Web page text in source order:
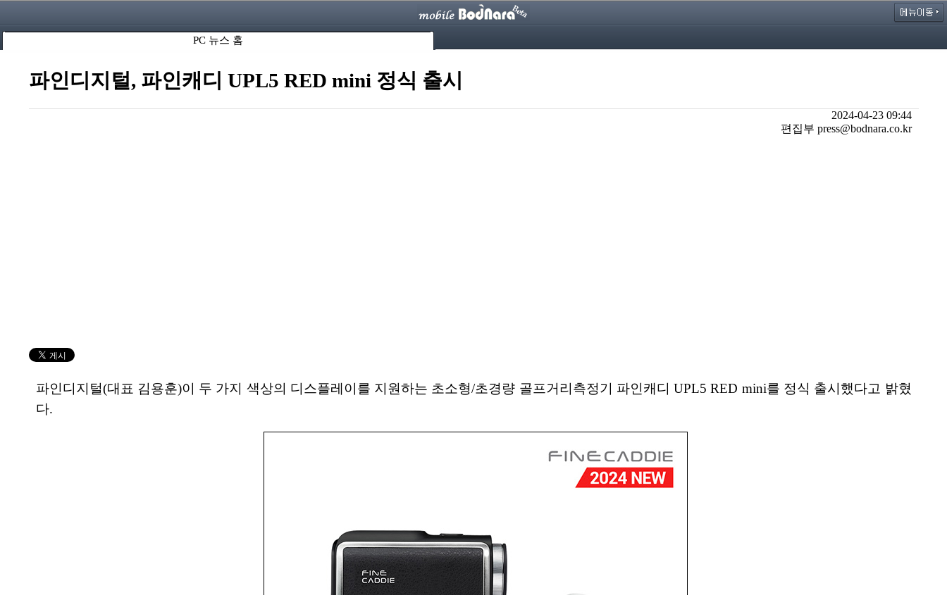
PC 뉴스 홈
파인디지털, 파인캐디 UPL5 RED mini 정식 출시
2024-04-23 09:44
편집부 press@bodnara.co.kr
파인디지털(대표 김용훈)이 두 가지 색상의 디스플레이를 지원하는 초소형/초경량 골프거리측정기 파인캐디 UPL5 RED mini를 정식 출시했다고 밝혔
다.